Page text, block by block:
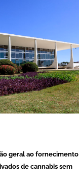
geral ao fornecimento
de cannabis sem